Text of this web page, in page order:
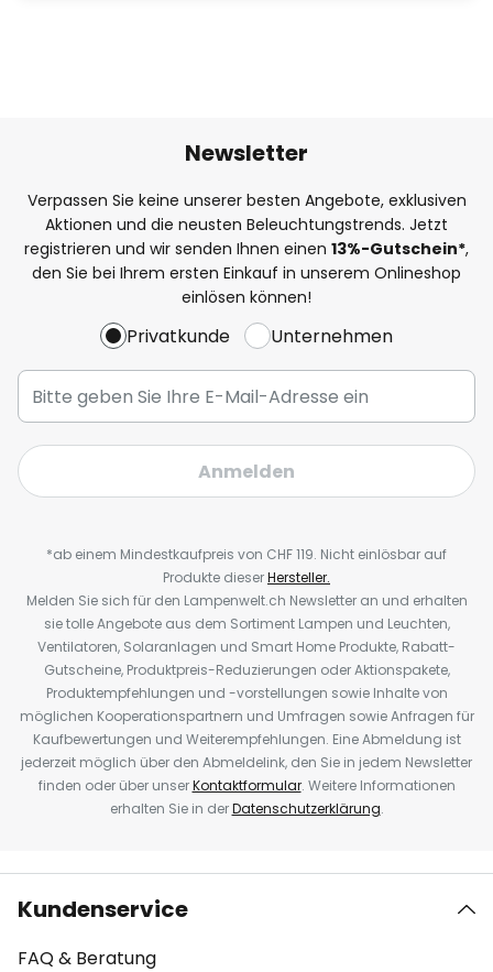
Newsletter
Verpassen Sie keine unserer besten Angebote, exklusiven
Aktionen und die neusten Beleuchtungstrends. Jetzt
registrieren und wir senden Ihnen einen 13%-Gutschein*,
den Sie bei Ihrem ersten Einkauf in unserem Onlineshop
einlösen können!
Privatkunde Unternehmen
Anmelden
*ab einem Mindestkaufpreis von CHF 119. Nicht einlösbar auf
Produkte dieserHersteller.
Melden Sie sich für den Lampenwelt.ch Newsletter an und erhalten
sie tolle Angebote aus dem Sortiment Lampen und Leuchten,
Ventilatoren, Solaranlagen und Smart Home Produkte, Rabatt-
Gutscheine, Produktpreis-Reduzierungen oder Aktionspakete,
Produktempfehlungen und -vorstellungen sowie Inhalte von
möglichen Kooperationspartnern und Umfragen sowie Anfragen für
Kaufbewertungen und Weiterempfehlungen. Eine Abmeldung ist
jederzeit möglich über den Abmeldelink, den Sie in jedem Newsletter
finden oder über unserKontaktformular. Weitere Informationen
erhalten Sie in derDatenschutzerklärung.
Kundenservice
FAQ & Beratung